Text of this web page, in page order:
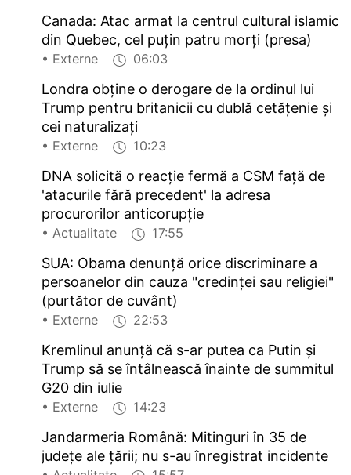
Canada: Atac armat la centrul cultural islamic
din Quebec, cel puțin patru morți (presa)
• Externe 06:03
Londra obține o derogare de la ordinul lui
Trump pentru britanicii cu dublă cetățenie și
cei naturalizați
• Externe 10:23
DNA solicită o reacție fermă a CSM față de
'atacurile fără precedent' la adresa
procurorilor anticorupție
• Actualitate 17:55
SUA: Obama denunță orice discriminare a
persoanelor din cauza "credinței sau religiei"
(purtător de cuvânt)
• Externe 22:53
Kremlinul anunță că s-ar putea ca Putin și
Trump să se întâlnească înainte de summitul
G20 din iulie
• Externe 14:23
Jandarmeria Română: Mitinguri în 35 de
județe ale țării; nu s-au înregistrat incidente